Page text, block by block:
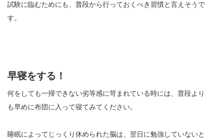
試験に臨むためにも、普段から行っておくべき習慣と言えそうで
す。
早寝をする！
何をしても一掃できない劣等感に苛まれている時には、普段より
も早めに布団に入って寝てみてください。
睡眠によってじっくり休められた脳は、翌日に勉強していないと